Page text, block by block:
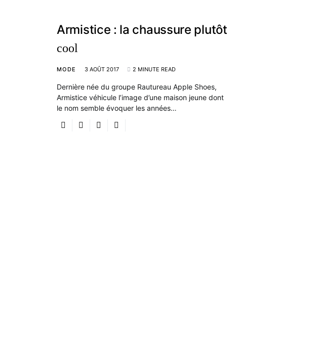
Armistice : la chaussure plutôt
cool
MODE 3 AOÛT 2017 2 MINUTE READ
Dernière née du groupe Rautureau Apple Shoes,
Armistice véhicule l’image d’une maison jeune dont
le nom semble évoquer les années…